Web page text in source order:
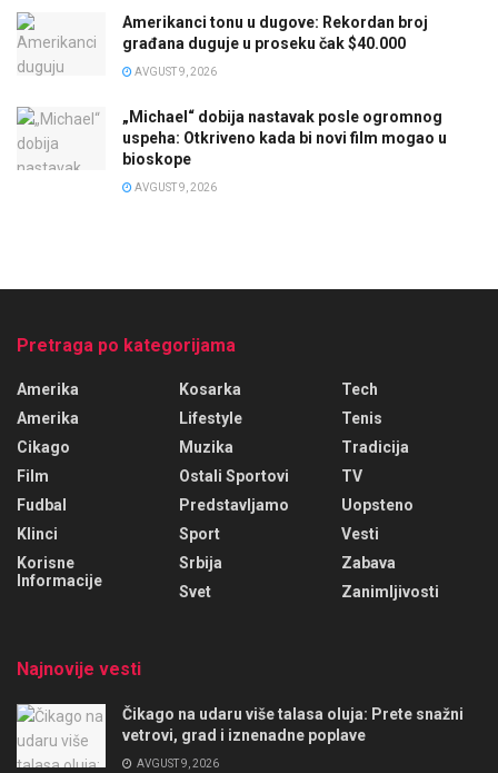
Amerikanci tonu u dugove: Rekordan broj
građana duguje u proseku čak $40.000
AVGUST 9, 2026
„Michael“ dobija nastavak posle ogromnog
uspeha: Otkriveno kada bi novi film mogao u
bioskope
AVGUST 9, 2026
Pretraga po kategorijama
Amerika
Amerika
Cikago
Film
Fudbal
Klinci
Korisne
Informacije
Kosarka
Lifestyle
Muzika
Ostali Sportovi
Predstavljamo
Sport
Srbija
Svet
Tech
Tenis
Tradicija
TV
Uopsteno
Vesti
Zabava
Zanimljivosti
Najnovije vesti
Čikago na udaru više talasa oluja: Prete snažni
vetrovi, grad i iznenadne poplave
AVGUST 9, 2026